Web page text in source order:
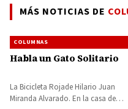
MÁS NOTICIAS DE
COLUMNAS
Habla un Gato Solitario
La Bicicleta Rojade Hilario Juan
Miranda Alvarado. En la casa de